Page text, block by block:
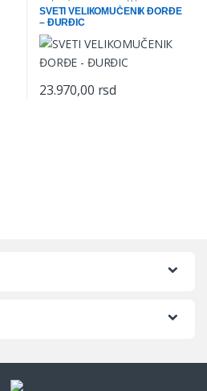
SVETI VELIКOMUČENIК ĐORĐE
– ĐURĐIC
23.970,00 rsd